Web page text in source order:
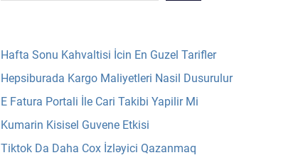
Hafta Sonu Kahvaltisi İcin En Guzel Tarifler
Hepsiburada Kargo Maliyetleri Nasil Dusurulur
E Fatura Portali İle Cari Takibi Yapilir Mi
Kumarin Kisisel Guvene Etkisi
Tiktok Da Daha Cox İzləyici Qazanmaq